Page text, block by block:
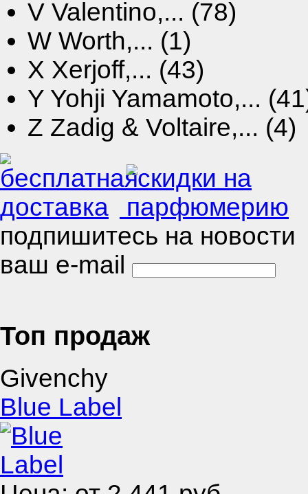
V Valentino,... (78)
W Worth,... (1)
X Xerjoff,... (43)
Y Yohji Yamamoto,...
Z Zadig & Voltaire,... (4)
подпишитесь на новости
ваш e-mail
Топ продаж
Givenchy
Blue Label